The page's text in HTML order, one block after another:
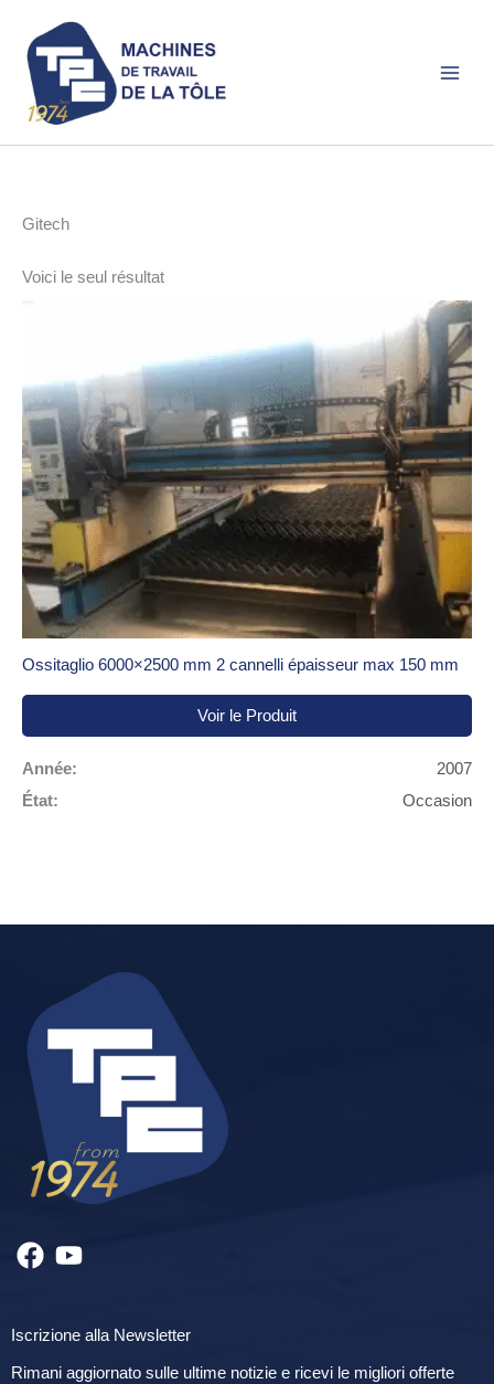
contenu
Gitech
Voici le seul résultat
Ossitaglio 6000×2500 mm 2 cannelli épaisseur max 150 mm
Voir le Produit
Année:
2007
État:
Occasion
Iscrizione alla Newsletter
Rimani aggiornato sulle ultime notizie e ricevi le migliori offerte